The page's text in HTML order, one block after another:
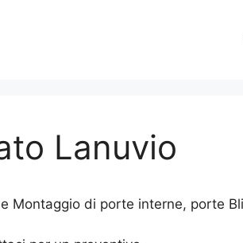
Lanuvio
Montaggio di porte interne, porte